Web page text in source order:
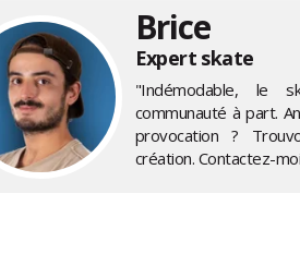
Brice
Expert skate
"Indémodable, le
communauté à part.
provocation ?
création. Contactez-